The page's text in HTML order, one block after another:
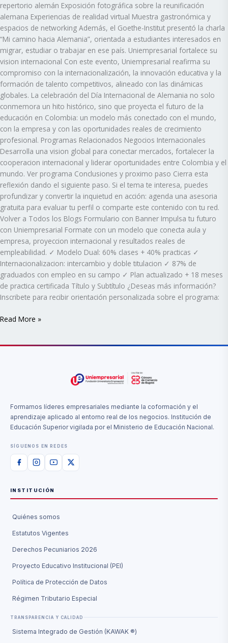
repertorio alemán Exposición fotográfica sobre la reunificación
alemana Experiencias de realidad virtual Muestra gastronómica y
espacios de networking Además, el Goethe-Institut presentó la charla
“Mi camino hacia Alemania”, orientada a estudiantes interesados en
migrar, estudiar o trabajar en ese país. Uniempresarial fortalece su
vision internacional Con este evento, Uniempresarial reafirma su
compromiso con la internacionalización, la innovación educativa y la
formación de talento competitivos, alineado con las dinámicas
globales. La celebración del Día Internacional de Alemania no solo
conmemora un hito histórico, sino que proyecta el futuro de la
educación en Colombia: un modelo más conectado con el mundo,
con la empresa y con las oportunidades reales de crecimiento
profesional. Programas Relacionados Negocios Internacionales
Desarrolla una vision global para conectar mercados, fortalecer la
cooperacion internacional y liderar oportunidades entre Colombia y el
mundo. Ver programa Conclusiones y proximo paso Cierra esta
reflexión dando el siguiente paso. Si el tema te interesa, puedes
profundizar y convertir la inquietud en acción: agenda una asesoria
gratuita para evaluar tu perfil o comparte este contenido con tu red.
Volver a Todos los Blogs Formulario con Banner Impulsa tu futuro
con Uniempresarial Formate con un modelo que conecta aula y
empresa, proyeccion internacional y resultados reales de
empleabilidad. ✓ Modelo Dual: 60% clases + 40% practicas ✓
Internacionalizacion: intercambio y doble titulacion ✓ 87% de
graduados con empleo en su campo ✓ Plan actualizado + 18 meses
de practica certificada Título y Subtítulo ¿Deseas más información?
Inscribete para recibir orientación personalizada sobre el programa:
Read More »
Formamos líderes empresariales mediante la coformación y el
aprendizaje aplicado al entorno real de los negocios. Institución de
Educación Superior vigilada por el Ministerio de Educación Nacional.
SÍGUENOS EN REDES
INSTITUCIÓN
Quiénes somos
Estatutos Vigentes
Derechos Pecuniarios 2026
Proyecto Educativo Institucional (PEI)
Política de Protección de Datos
Régimen Tributario Especial
TRANSPARENCIA Y CALIDAD
Sistema Integrado de Gestión (KAWAK ®)